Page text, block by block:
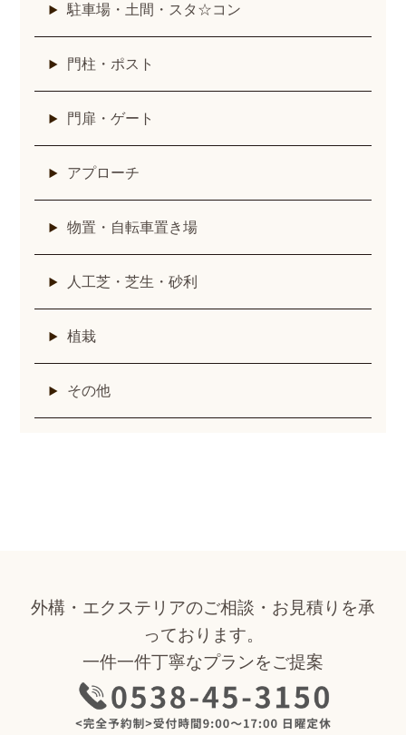
駐車場・土間・スタ☆コン
門柱・ポスト
門扉・ゲート
アプローチ
物置・自転車置き場
人工芝・芝生・砂利
植栽
その他
外構・エクステリアのご相談・お見積りを承
っております。
一件一件丁寧なプランをご提案